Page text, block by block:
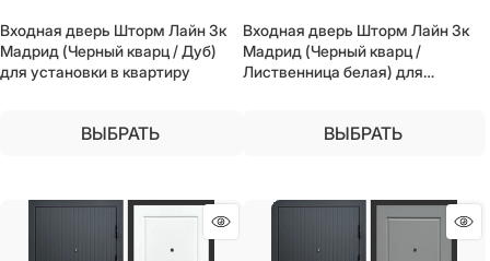
Входная дверь Шторм Лайн 3к
Мадрид (Черный кварц / Дуб)
для установки в квартиру
ВЫБРАТЬ
Входная дверь Шторм Лайн 3к
Мадрид (Черный кварц /
Лиственница белая) для
ВЫБРАТЬ